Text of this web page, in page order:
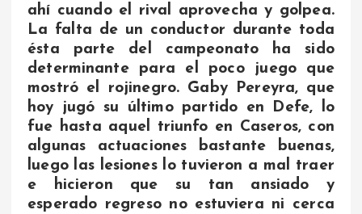
ahí cuando el rival aprovecha y golpea.
La falta de un conductor durante toda
ésta parte del campeonato ha sido
determinante para el poco juego que
mostró el rojinegro. Gaby Pereyra, que
hoy jugó su último partido en Defe, lo
fue hasta aquel triunfo en Caseros, con
algunas actuaciones bastante buenas,
luego las lesiones lo tuvieron a mal traer
e hicieron que su tan ansiado y
esperado regreso no estuviera ni cerca